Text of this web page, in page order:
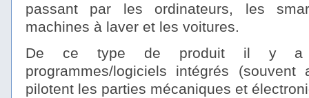
passant par les ordinateurs, les
machines à laver et les voitures.
De ce type de produit il y a
programmes/logiciels intégrés (souvent
pilotent les parties mécaniques et